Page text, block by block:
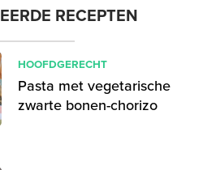
RECEPTEN
HOOFDGERECHT
Pasta met vegetarische
zwarte bonen-chorizo